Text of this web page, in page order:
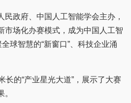
政府、中国人工智能学会主办，
市场化办赛模式，成为中国人工智
球智慧的“新窗口”、科技企业涌
的“产业星光大道”，展示了大赛